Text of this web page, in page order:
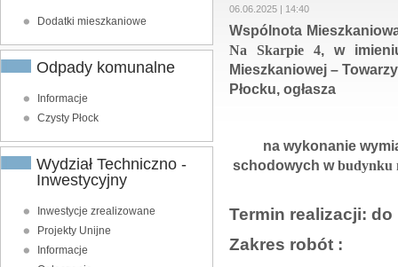
Dodatki mieszkaniowe
Odpady komunalne
Informacje
Czysty Płock
Wydział Techniczno -
Inwestycyjny
Inwestycje zrealizowane
Projekty Unijne
Informacje
06.06.2025 | 14:40
Wspólnota
Na Skarpie 4, w
Mieszkaniowej –
Płocku, ogłasza
na wykonanie
schodowych wbudynku
Termin realizacji: do
Zakres robót :